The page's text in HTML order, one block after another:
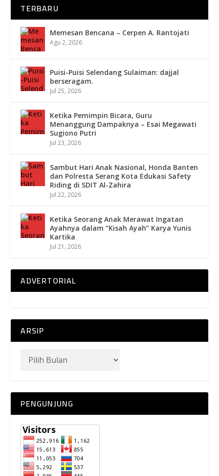
TERBARU
Memesan Bencana – Cerpen A. Rantojati
Agu 2, 2026
Puisi-Puisi Selendang Sulaiman: dajjal
berseragam.
Jul 25, 2026
Ketika Pemimpin Bicara, Guru
Menanggung Dampaknya – Esai Megawati
Sugiono Putri
Jul 23, 2026
Sambut Hari Anak Nasional, Honda Banten
dan Polresta Serang Kota Edukasi Safety
Riding di SDIT Al-Zahira
Jul 22, 2026
Ketika Seorang Anak Merawat Ingatan
Ayahnya dalam “Kisah Ayah” Karya Yunis
Kartika
Jul 21, 2026
ADVERTORIAL
ARSIP
PENGUNJUNG